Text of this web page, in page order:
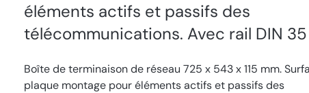
éléments actifs et passifs des
télécommunications. Avec rail DIN
Boîte de terminaison de réseau 725 x 543 x 115 mm.
plaque montage pour éléments actifs et passifs des